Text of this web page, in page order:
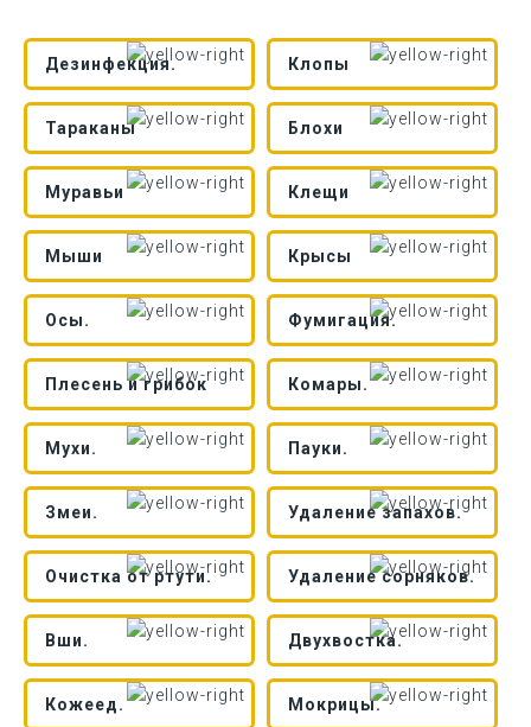
Дезинфекция. Клопы
Тараканы Блохи
Муравьи Клещи
Мыши Крысы
Осы. Фумигация.
Плесень и грибок Комары.
Мухи. Пауки.
Змеи. Удаление запахов.
Очистка от ртути. Удаление сорняков.
Вши. Двухвостка.
Кожеед. Мокрицы.